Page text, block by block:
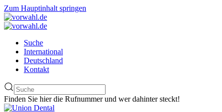
Zum Hauptinhalt springen
Suche
International
Deutschland
Kontakt
Finden Sie hier die Rufnummer und wer dahinter steckt!